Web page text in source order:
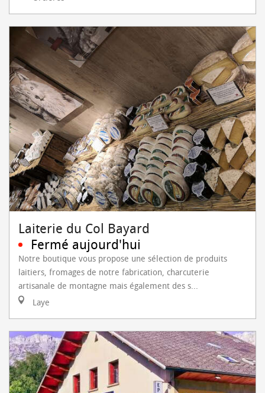
Laiterie du Col Bayard
Fermé aujourd'hui
Notre boutique vous propose une sélection de produits
laitiers, fromages de notre fabrication, charcuterie
artisanale de montagne mais également des s...
Laye